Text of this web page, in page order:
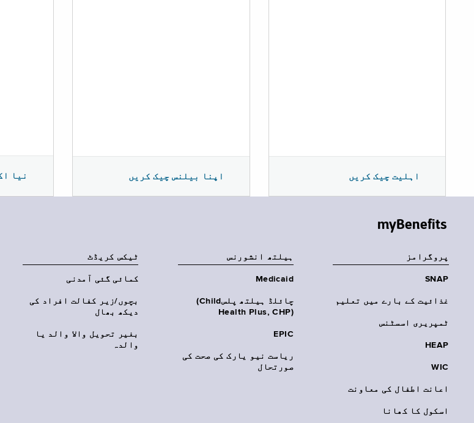
نیا اپنا بیلنس چیک کریں اہلیت چیک کریں
myBenefits
پروگرامز
SNAP
غذائیت کے بارے میں تعلیم
ٹمپریری اسسٹنس
HEAP
WIC
اعانت اطفال کی معاونت
اسکول کا کھانا
‏ہیلتھ انشورنس
Medicaid
چائلڈ ہیلتھ پلس‎(Child
Health Plus, CHP)‎
EPIC
ریاست نیو یارک کی صحت کی
صورتحال
ٹیکس کریڈٹ
کمائی گئی آمدنی
بچوں/زیر کفالت افراد کی
دیکھ بھال
بغیر تحویل والا والد یا
والدہ